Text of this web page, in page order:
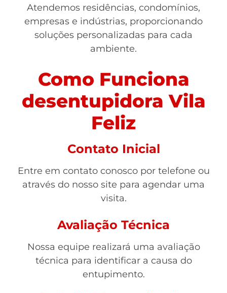
Atendemos residências, condomínios,
empresas e indústrias, proporcionando
soluções personalizadas para cada
ambiente.
Como Funciona
desentupidora Vila
Feliz
Contato Inicial
Entre em contato conosco por telefone ou
através do nosso site para agendar uma
visita.
Avaliação Técnica
Nossa equipe realizará uma avaliação
técnica para identificar a causa do
entupimento.